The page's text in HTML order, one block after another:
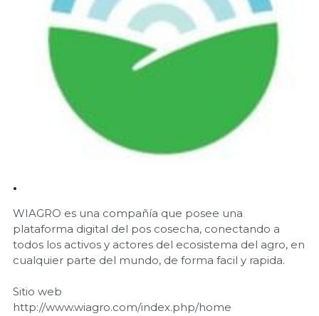
·
WIAGRO es una compañía que posee una
plataforma digital del pos cosecha, conectando a
todos los activos y actores del ecosistema del agro, en
cualquier parte del mundo, de forma facil y rapida.
Sitio web
http://www.wiagro.com/index.php/home